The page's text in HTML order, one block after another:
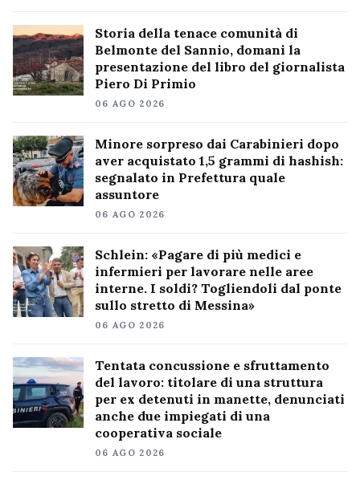
Storia della tenace comunità di
Belmonte del Sannio, domani la
presentazione del libro del giornalista
Piero Di Primio
06 AGO 2026
Minore sorpreso dai Carabinieri dopo
aver acquistato 1,5 grammi di hashish:
segnalato in Prefettura quale
assuntore
06 AGO 2026
Schlein: «Pagare di più medici e
infermieri per lavorare nelle aree
interne. I soldi? Togliendoli dal ponte
sullo stretto di Messina»
06 AGO 2026
Tentata concussione e sfruttamento
del lavoro: titolare di una struttura
per ex detenuti in manette, denunciati
anche due impiegati di una
cooperativa sociale
06 AGO 2026